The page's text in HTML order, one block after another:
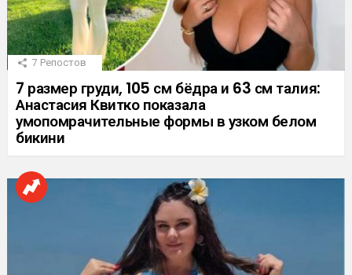
7 Репостов
7 размер груди, 105 см бёдра и 63 см талия:
Анастасия Квитко показала
умопомрачительные формы в узком белом
бикини